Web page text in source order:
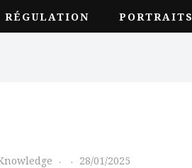
RÉGULATION PORTRAITS
28/01/2025